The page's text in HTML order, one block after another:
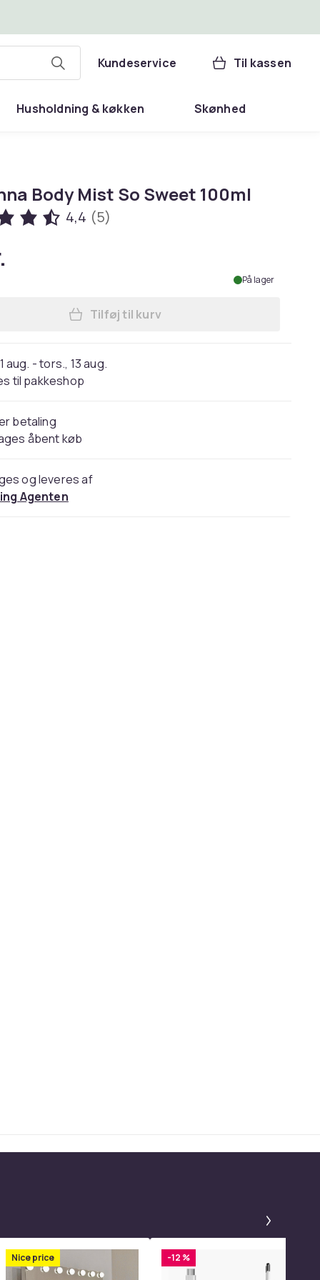
Kundeservice Til kassen
Husholdning & køkken Skønhed
Body Mist So Sweet 100ml
4,4 (5)
På lager
Læg Madonna Body Mist So Sweet
Tilføj til kurv
aug. - tors., 13 aug.
til pakkeshop
betaling
åbent køb
og leveres af
Agenten
Nice price -12 %